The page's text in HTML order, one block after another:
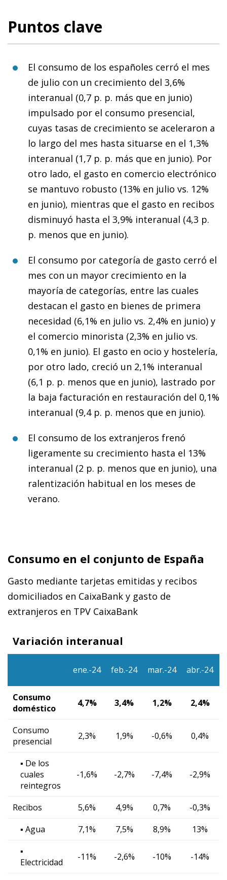
Puntos clave
El consumo de los españoles cerró el mes
de julio con un crecimiento del 3,6%
interanual (0,7 p. p. más que en junio)
impulsado por el consumo presencial,
cuyas tasas de crecimiento se aceleraron a
lo largo del mes hasta situarse en el 1,3%
interanual (1,7 p. p. más que en junio). Por
otro lado, el gasto en comercio electrónico
se mantuvo robusto (13% en julio vs. 12%
en junio), mientras que el gasto en recibos
disminuyó hasta el 3,9% interanual (4,3 p.
p. menos que en junio).
El consumo por categoría de gasto cerró el
mes con un mayor crecimiento en la
mayoría de categorías, entre las cuales
destacan el gasto en bienes de primera
necesidad (6,1% en julio vs. 2,4% en junio) y
el comercio minorista (2,3% en julio vs.
0,1% en junio). El gasto en ocio y hostelería,
por otro lado, creció un 2,1% interanual
(6,1 p. p. menos que en junio), lastrado por
la baja facturación en restauración del 0,1%
interanual (9,4 p. p. menos que en junio).
El consumo de los extranjeros frenó
ligeramente su crecimiento hasta el 13%
interanual (2 p. p. menos que en junio), una
ralentización habitual en los meses de
verano.
Consumo en el conjunto de España
Gasto mediante tarjetas emitidas y recibos
domiciliados en CaixaBank y gasto de
extranjeros en TPV CaixaBank
Variación interanual
ene.-24 feb.-24 mar.-24 abr.-24
Consumo
doméstico
4,7% 3,4% 1,2% 2,4%
Consumo
presencial
2,3% 1,9% -0,6% 0,4%
▪ De los
cuales
reintegros
-1,6% -2,7% -7,4% -2,9%
Recibos 5,6% 4,9% 0,7%
-0,3%
▪ Agua
7,1% 7,5% 8,9%
13%
▪
Electricidad
-11% -2,6% -10% -14%